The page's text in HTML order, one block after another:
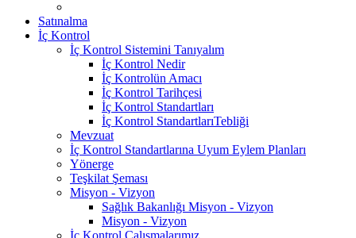
Satınalma
İç Kontrol
İç Kontrol Sistemini Tanıyalım
İç Kontrol Nedir
İç Kontrolün Amacı
İç Kontrol Tarihçesi
İç Kontrol Standartları
İç Kontrol StandartlarıTebliği
Mevzuat
İç Kontrol Standartlarına Uyum Eylem Planları
Yönerge
Teşkilat Şeması
Misyon - Vizyon
Sağlık Bakanlığı Misyon - Vizyon
Misyon - Vizyon
İç Kontrol Çalışmalarımız